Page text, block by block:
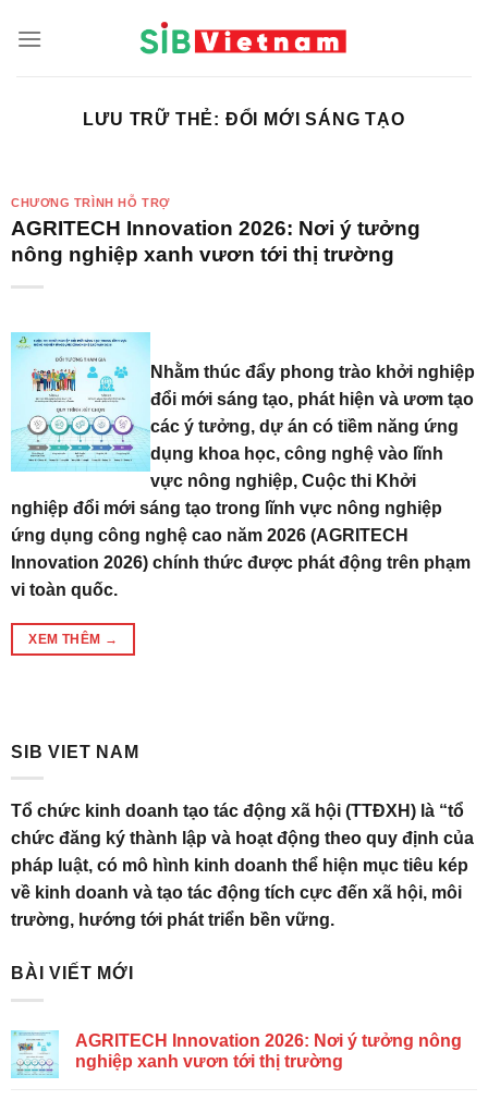
LƯU TRỮ THẺ: ĐỔI MỚI SÁNG TẠO
CHƯƠNG TRÌNH HỖ TRỢ
AGRITECH Innovation 2026: Nơi ý tưởng
nông nghiệp xanh vươn tới thị trường
Nhằm thúc đẩy phong trào khởi nghiệp
đổi mới sáng tạo, phát hiện và ươm tạo
các ý tưởng, dự án có tiềm năng ứng
dụng khoa học, công nghệ vào lĩnh
vực nông nghiệp, Cuộc thi Khởi
nghiệp đổi mới sáng tạo trong lĩnh vực nông nghiệp
ứng dụng công nghệ cao năm 2026 (AGRITECH
Innovation 2026) chính thức được phát động trên phạm
vi toàn quốc.
XEM THÊM →
SIB VIET NAM
Tổ chức kinh doanh tạo tác động xã hội (TTĐXH) là “tổ
chức đăng ký thành lập và hoạt động theo quy định của
pháp luật, có mô hình kinh doanh thể hiện mục tiêu kép
về kinh doanh và tạo tác động tích cực đến xã hội, môi
trường, hướng tới phát triển bền vững.
BÀI VIẾT MỚI
AGRITECH Innovation 2026: Nơi ý tưởng nông
nghiệp xanh vươn tới thị trường